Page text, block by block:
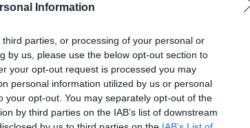
Information
parties, or processing of your personal or
by us, please use the below opt-out section to
your opt-out request is processed you may
personal information utilized by us or personal
your opt-out. You may separately opt-out of the
by third parties on the IAB’s list of downstream